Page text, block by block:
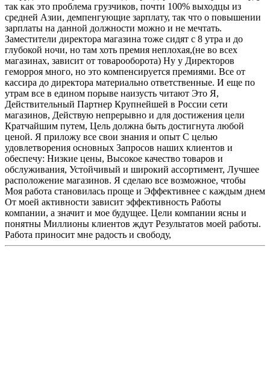
так как это проблема грузчиков, почти 100% выходцы из
средней Азии, демпенгующие зарплату, так что о повышении
зарплаты на данной должности можно и не мечтать.
Заместители директора магазина тоже сидят с 8 утра и до
глубокой ночи, но там хоть премия неплохая,(не во всех
магазинах, зависит от товарооборота) Ну у Директоров
геморроя много, но это компенсируется премиями. Все от
кассира до директора материально ответственные. И еще по
утрам все в едином порыве наизусть читают Это Я,
Действительный Партнер Крупнейшей в России сети
магазинов, Действую непрерывно и для достижения цели
Кратчайшим путем, Цель должна быть достигнута любой
ценой. Я приложу все свои знания и опыт С целью
удовлетворения основных Запросов наших клиентов и
обеспечу: Низкие цены, Высокое качество товаров и
обслуживания, Устойчивый и широкий ассортимент, Лучшее
расположение магазинов. Я сделаю все возможное, чтобы
Моя работа становилась проще и Эффективнее с каждым днем
От моей активности зависит эффективность Работы
компании, а значит и мое будущее. Цели компании ясны и
понятны Миллионы клиентов ждут Результатов моей работы.
Работа приносит мне радость и свободу,